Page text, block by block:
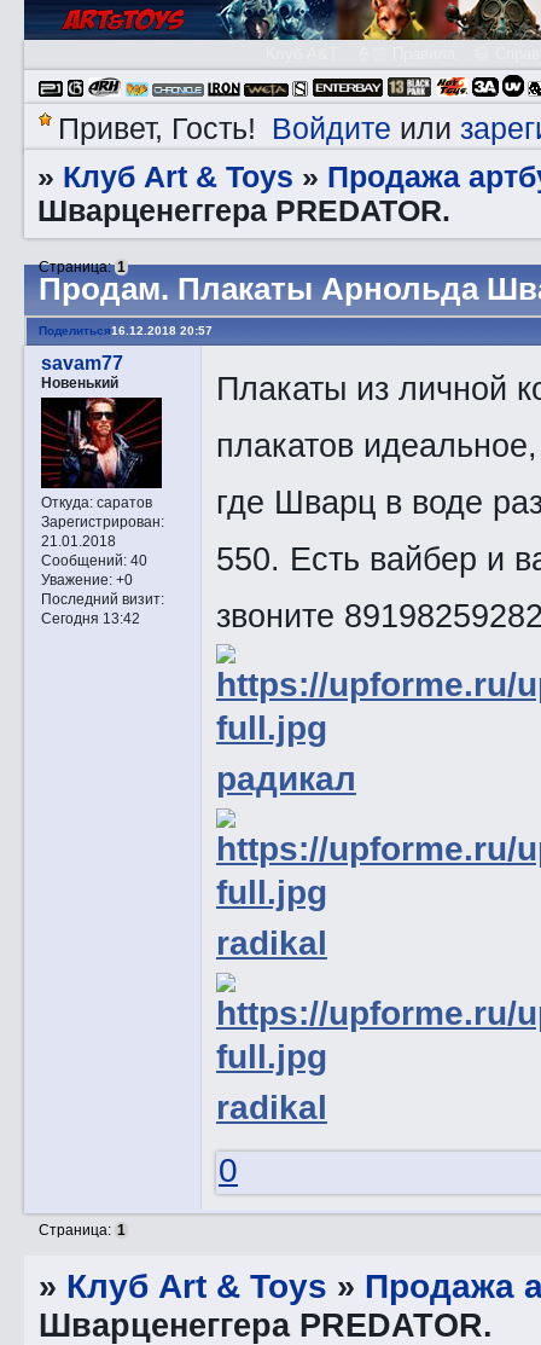
Привет, Гость! Войдите или
» Клуб Art & Toys » Продажа
Шварценеггера PREDATOR.
Прoдам. Плакаты Арнольда
Страница:1
Поделиться16.12.2018 20:57
savam77
Новенький
Откуда:саратов
Зарегистрирован:
21.01.2018
Сообщений:40
Уважение: +0
Последний визит:
Сегодня 13:42
Плакаты из личной
плакатов
где Шварц в воде
550. Есть вайбер и
звоните
радикал
radikal
radikal
0
Страница: 1
» Клуб Art & Toys » Продажа
Шварценеггера PREDATOR.